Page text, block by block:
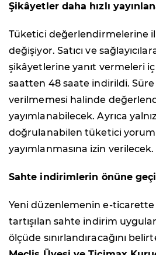
Şikâyetler daha hızlı
Tüketici değerlendirmelerine
değişiyor. Satıcı ve
şikâyetlerine yanıt vermeleri
saatten 48 saate indirildi. Süre
verilmemesi halinde
yayımlanabilecek. Ayrıca
doğrulanabilen tüketici
yayımlanmasına izin verilecek.
Sahte indirimlerin önüne
Yeni düzenlemenin e-
tartışılan sahte indirim
ölçüde sınırlandıracağını